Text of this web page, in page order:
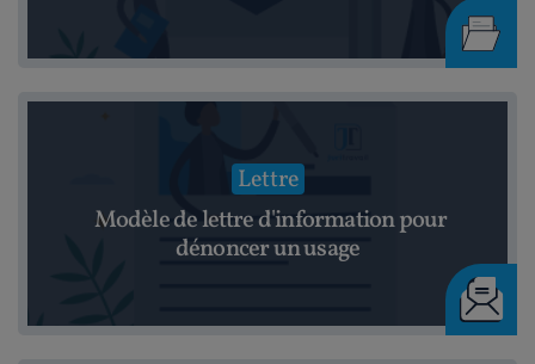
Lettre
Modèle de lettre d'information pour
dénoncer un usage